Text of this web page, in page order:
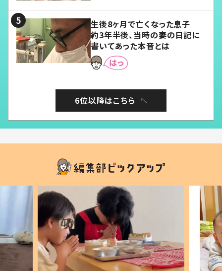
生後8ヶ月で亡くなった息子
約3年半後、当時の妻の日記に
書いてあった本音とは
6位以降はこちら